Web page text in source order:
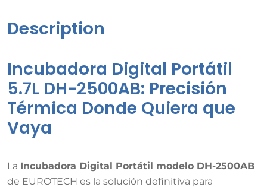
Description
Incubadora Digital Portátil
5.7L DH-2500AB: Precisión
Térmica Donde Quiera que
Vaya
La Incubadora Digital Portátil modelo DH-2500AB
de EUROTECH es la solución definitiva para